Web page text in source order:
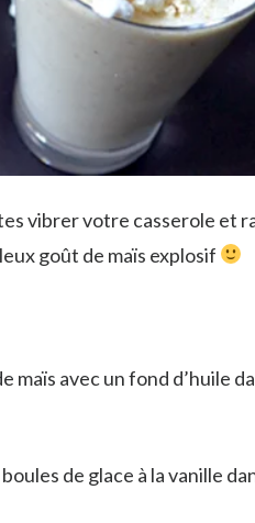
vibrer votre casserole et
goût de maïs explosif
avec un fond d’huile
de glace à la vanille